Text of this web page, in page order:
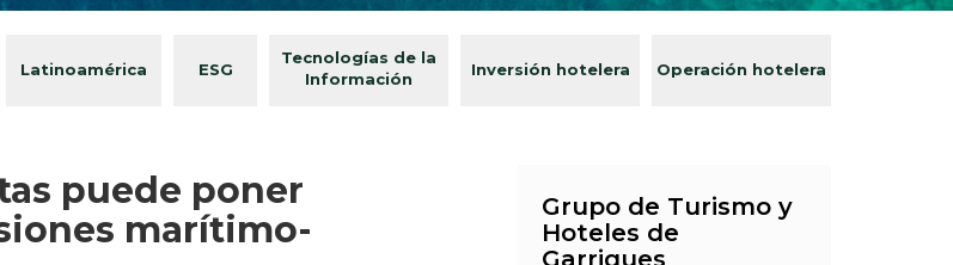
Latinoamérica ESG
Tecnologías de la
Información
Inversión hotelera Operación hotelera
puede poner
marítimo-
Grupo de Turismo y
Hoteles de